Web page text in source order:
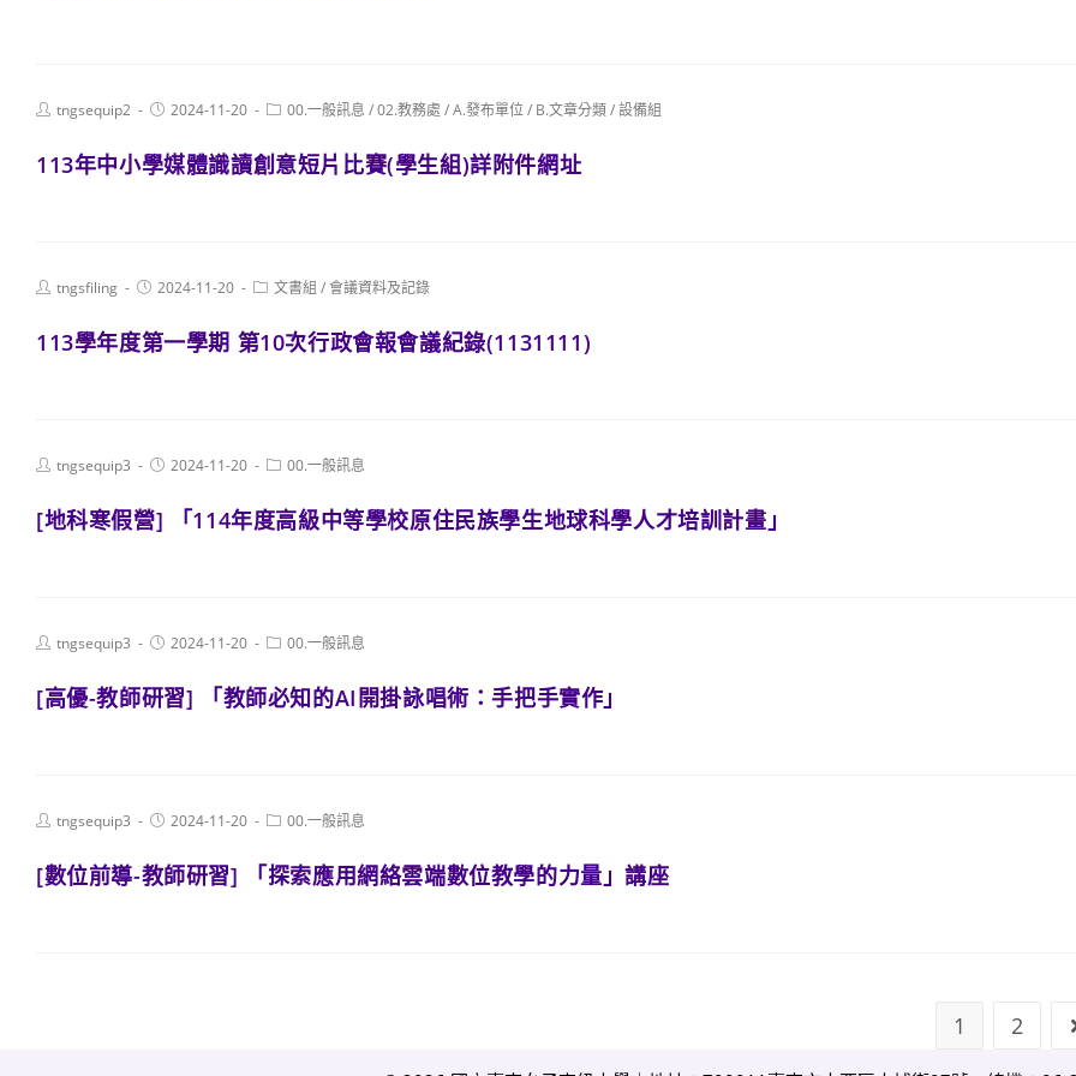
Posttngsequip2
Post2024-11-20
Post00.一般訊息 /02.教務處 /A.發布單位/ B.文章分類/設備組
113年中小學媒體識讀創意短片比賽(學生組)詳附件網址
Posttngsfiling
Post2024-11-20
Post文書組 /會議資料及記錄
113學年度第一學期 第10次行政會報會議紀錄(1131111)
Posttngsequip3
Post2024-11-20
Post00.一般訊息
[地科寒假營] 「114年度高級中等學校原住民族學生地球科學人才培訓計畫」
Posttngsequip3
Post2024-11-20
Post00.一般訊息
[高優-教師研習] 「教師必知的AI開掛詠唱術：手把手實作」
Posttngsequip3
Post2024-11-20
Post00.一般訊息
[數位前導-教師研習] 「探索應用網絡雲端數位教學的力量」講座
1 2